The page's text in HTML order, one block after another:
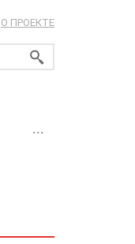
О ПРОЕКТЕ
...